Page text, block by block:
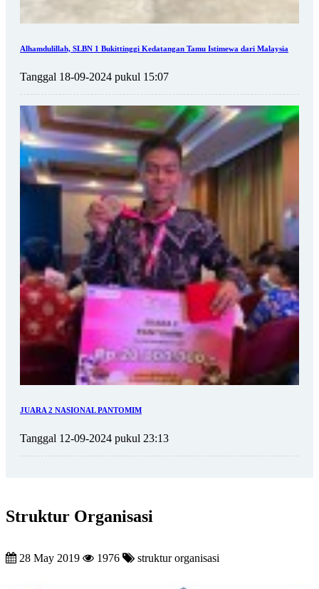
Alhamdulillah, SLBN 1 Bukittinggi Kedatangan Tamu Istimewa dari Malaysia
Tanggal 18-09-2024 pukul 15:07
JUARA 2 NASIONAL PANTOMIM
Tanggal 12-09-2024 pukul 23:13
Struktur Organisasi
28 May 2019 1976 struktur organisasi